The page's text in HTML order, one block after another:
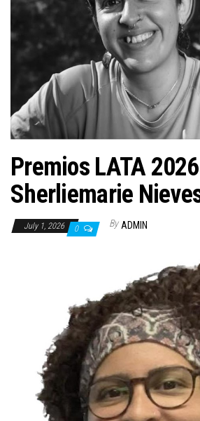
Premios LATA
Sherliemarie
July 1, 2026 0 By ADMIN